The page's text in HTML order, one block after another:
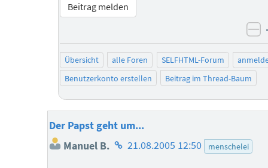
Beitrag melden
Übersicht alle Foren SELFHTML-Forum
Benutzerkonto erstellen
Beitrag im Thread-Baum
Der Papst geht um...
Manuel B. Homepage
21.08.2005 12:50 menschelei